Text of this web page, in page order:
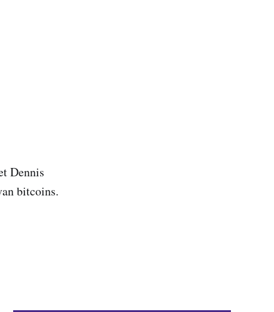
Dennis
bitcoins.